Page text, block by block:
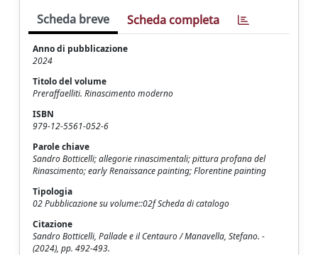
Scheda breve Scheda completa
Anno di pubblicazione
2024
Titolo del volume
Preraffaelliti. Rinascimento moderno
ISBN
979-12-5561-052-6
Parole chiave
Sandro Botticelli; allegorie rinascimentali; pittura profana del
Rinascimento; early Renaissance painting; Florentine painting
Tipologia
02 Pubblicazione su volume::02f Scheda di catalogo
Citazione
Sandro Botticelli, Pallade e il Centauro / Manavella, Stefano. -
(2024), pp. 492-493.